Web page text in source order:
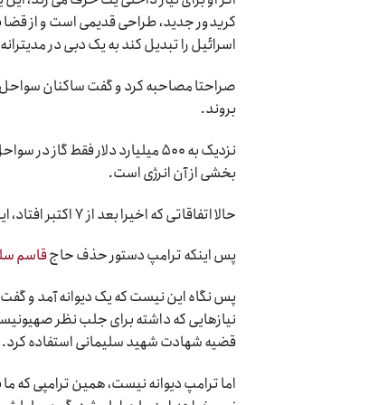
کریدور جدید، طراحی قدیمی است و از قضا
اسرائیل را تبدیل کند به یک دبی در
صراحتا مصاحبه کرد و گفت ساکنان سواحل
بروند.
نزدیک به ۵۰۰ میلیارد دلار
بخشی از آن انرژی است.
حالا اتفاقاتی که اخیرا بعد از ۷ اکتبر افتاد، این ماجرا را ملتهب تر کرده.
پس اینکه ترامپ دستور حذف حاجقاسم
پس نگاه این نیست که یک دیوانه آمد و گفت
نیازهایی که داشته برای جلب نظر
قضیه شهادت شهید سلیمانی استفاده کرد.
اما ترامپ دیوانه نیست، همین ترامپی که